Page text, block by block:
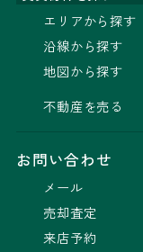
エリアから探す
沿線から探す
地図から探す
不動産を売る
お問い合わせ
メール
売却査定
来店予約